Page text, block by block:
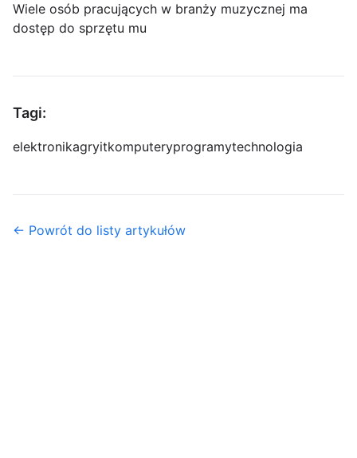
Wiele osób pracujących w branży muzycznej ma
dostęp do sprzętu mu
Tagi:
elektronikagryitkomputeryprogramytechnologia
← Powrót do listy artykułów